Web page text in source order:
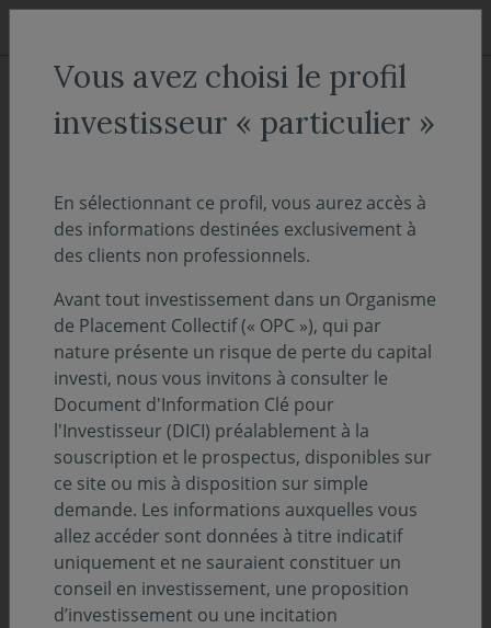
Aller au menu
Aller au contenu
ACCUEIL Décryptages
perspectives 2025
LE POINT DE VUE DE L'EXPERT 03 février 2025
Temps de lecture :1min
Francis JAISSON, Directeur Général Délégué
en charge des Gestions, tire un bilan de
l'année écoulée et esquisse les perspectives
de ces premiers mois.
Quels sont les éléments de contexte de 2024 ?
A quoi ressemble notre environnement
économique et financier en ce début d’année ?
Vous avez choisi le profil
investisseur « particulier »
En sélectionnant ce profil, vous aurez accès à
des informations destinées exclusivement à
des clients non professionnels.
Avant tout investissement dans un Organisme
de Placement Collectif (« OPC »), qui par
nature présente un risque de perte du capital
investi, nous vous invitons à consulter le
Document d'Information Clé pour
l'Investisseur (DICI) préalablement à la
souscription et le prospectus, disponibles sur
ce site ou mis à disposition sur simple
demande. Les informations auxquelles vous
allez accéder sont données à titre indicatif
uniquement et ne sauraient constituer un
conseil en investissement, une proposition
d’investissement ou une incitation